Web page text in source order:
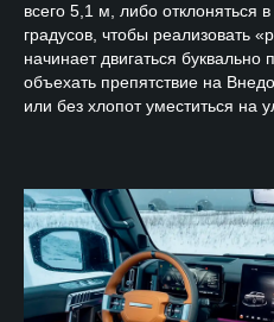
всего 5,1 м, либо отклоняться
градусов, чтобы реализовать
начинает двигаться
объехать препятствие на
или без хлопот уместиться на